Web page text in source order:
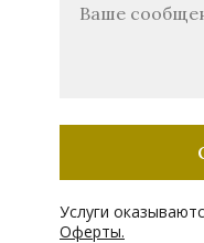
Услуги
Оферты.